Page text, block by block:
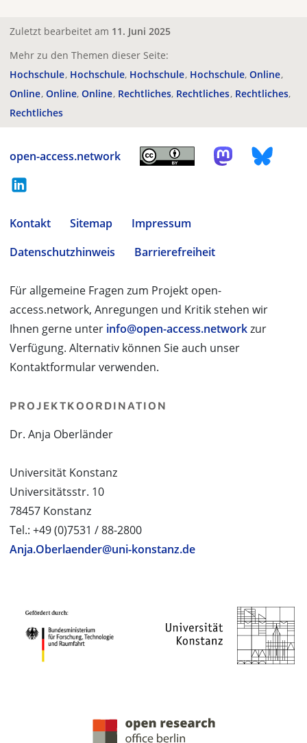
Zuletzt bearbeitet am 11. Juni 2025
Mehr zu den Themen dieser Seite:
Hochschule Hochschule Hochschule Hochschule Online
Online Online Online Rechtliches Rechtliches Rechtliches
Rechtliches
open-access.network
Kontakt Sitemap
Impressum
Datenschutzhinweis
Barrierefreiheit
Für allgemeine Fragen zum Projekt open-
access.network, Anregungen und Kritik stehen wir
Ihnen gerne unter info@open-access.networkzur
Verfügung. Alternativ können Sie auch unser
Kontaktformular verwenden.
PROJEKTKOORDINATION
Dr. Anja Oberländer
Universität Konstanz
Universitätsstr. 10
78457 Konstanz
Tel.: +49 (0)7531 / 88-2800
Anja.Oberlaender@uni-konstanz.de